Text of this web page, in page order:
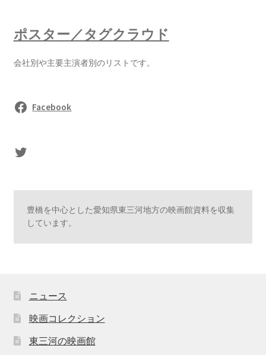
ポスター／タグクラウド
会社別や主要主演者別のリストです。
Facebook
sasaki's Twitter
豊橋を中心とした愛知県東三河地方の映画館資料を収集
しています。
ニュース
映画コレクション
東三河の映画館